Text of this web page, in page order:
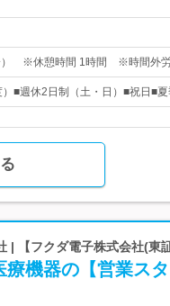
） ※休憩時間 1時間 ※時間外労
■週休2日制（土・日）■祝日■
| 【フクダ電子株式会社(東
療機器の【営業ス